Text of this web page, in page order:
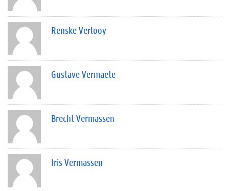
Renske Verlooy
Gustave Vermaete
Brecht Vermassen
Iris Vermassen